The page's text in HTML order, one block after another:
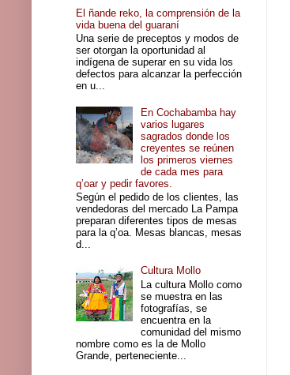
El ñande reko, la comprensión de la
vida buena del guaraní
Una serie de preceptos y modos de
ser otorgan la oportunidad al
indígena de superar en su vida los
defectos para alcanzar la perfección
en u...
En Cochabamba hay
varios lugares
sagrados donde los
creyentes se reúnen
los primeros viernes
de cada mes para
q’oar y pedir favores.
Según el pedido de los clientes, las
vendedoras del mercado La Pampa
preparan diferentes tipos de mesas
para la q’oa. Mesas blancas, mesas
d...
Cultura Mollo
La cultura Mollo como
se muestra en las
fotografías, se
encuentra en la
comunidad del mismo
nombre como es la de Mollo
Grande, perteneciente...